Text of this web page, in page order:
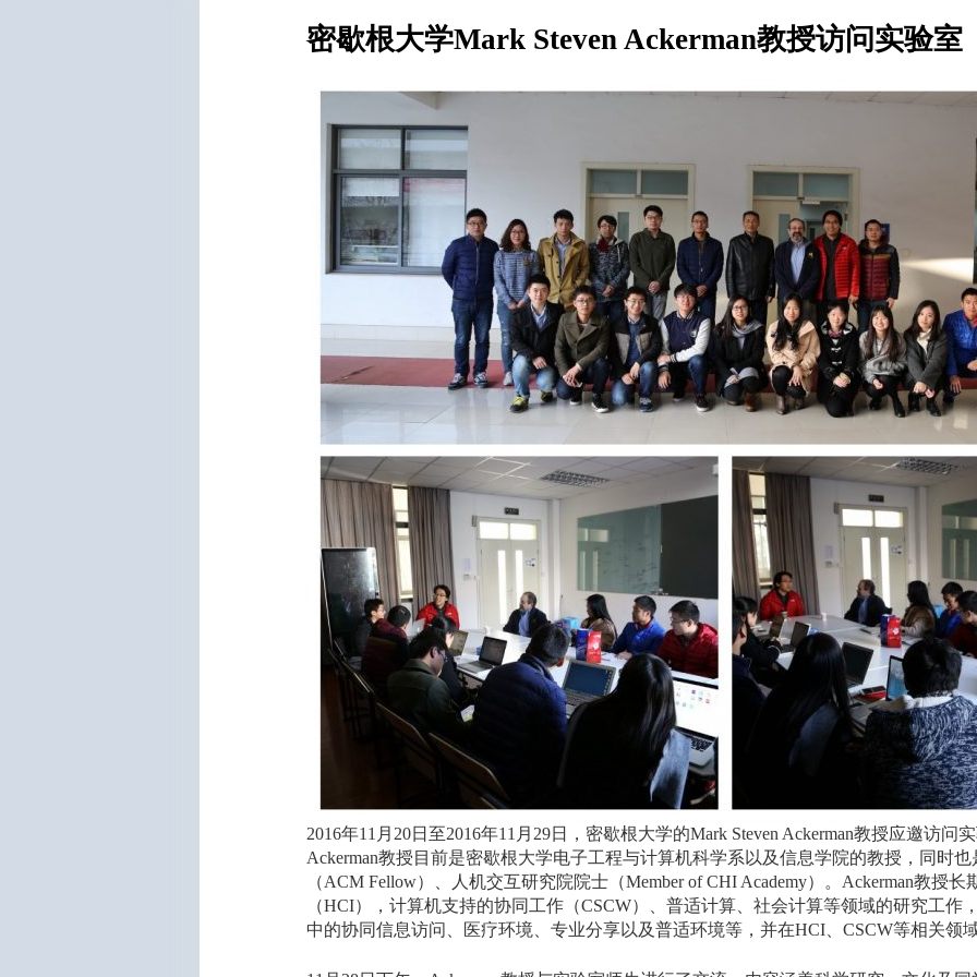
密歇根大学Mark Steven Ackerman教授访问实验室
2016年11月20日至2016年11月29日，密歇根大学的Mark Steven Ackerman教授应邀访问
Ackerman教授目前是密歇根大学电子工程与计算机科学系以及信息学院的教授，同时
（ACM Fellow）、人机交互研究院院士（Member of CHI Academy）。Ackerman教授长
（HCI），计算机支持的协同工作（CSCW）、普适计算、社会计算等领域的研究工作
中的协同信息访问、医疗环境、专业分享以及普适环境等，并在HCI、CSCW等相关领